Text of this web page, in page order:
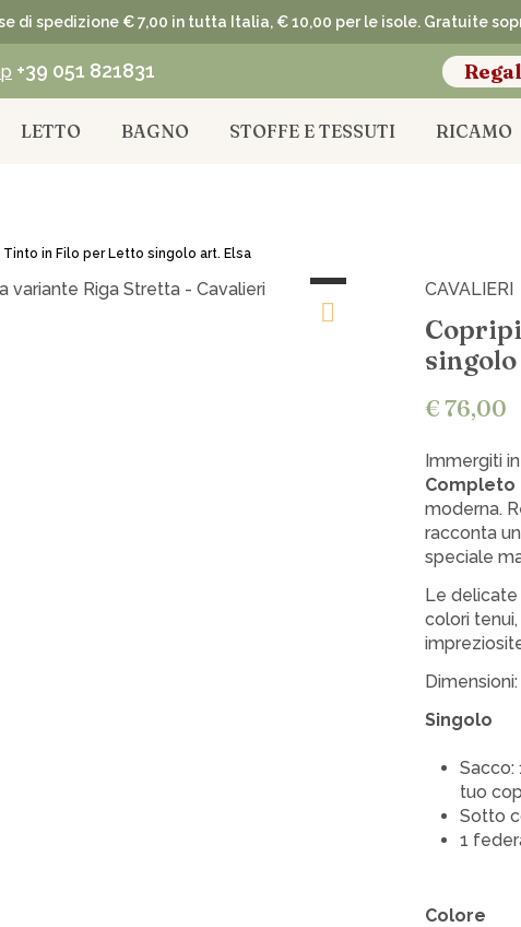
di spedizione € 7,00 in tutta Italia, € 10,00 per le isole. Gratuite
+39 051 821831
LETTO BAGNO STOFFE E TESSUTI RICAMO
Tinto in Filo per Letto singolo art. Elsa
CAVALIERI
€ 76,00
Immergiti
Completo
moderna.
racconta
speciale
Le
colori
Dimensioni:
Singolo
Sacco:
tuo
Sotto
1
Colore